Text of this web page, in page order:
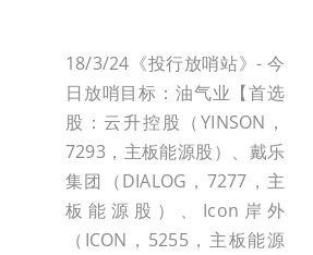
18/3/24《投行放哨站》- 今
日放哨目标：油气业【首选
股：云升控股（YINSON，
7293，主板能源股）、戴乐
集团（DIALOG，7277，主
板能源股）、Icon岸外
（ICON，5255，主板能源